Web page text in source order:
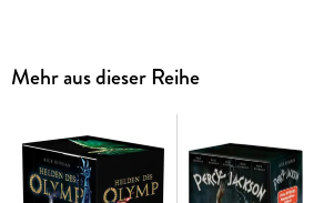
Ganymed, des Mundschenks der Götter,
Und die Aufgabe hat es in sich!
Die Jugendbuch-Bestsellerserie mit
Ungeheuern und schrulligen Göttern
Mehr aus dieser Reihe